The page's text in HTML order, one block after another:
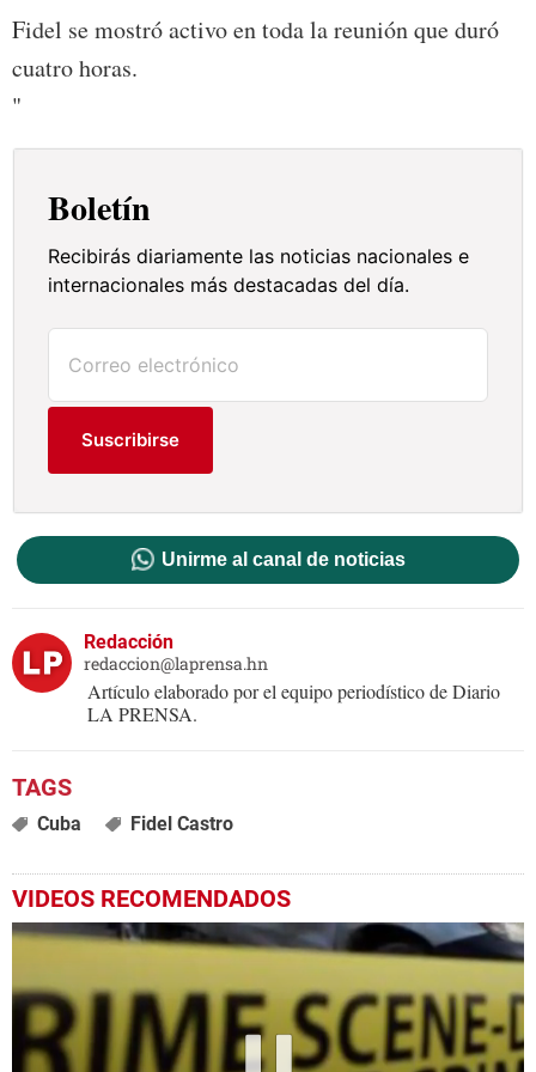
Fidel se mostró activo en toda la reunión que duró
cuatro horas.
"
Boletín
Recibirás diariamente las noticias nacionales e
internacionales más destacadas del día.
Suscribirse
Unirme al canal de noticias
Redacción
redaccion@laprensa.hn
Artículo elaborado por el equipo periodístico de Diario
LA PRENSA.
Cuba Fidel Castro
VIDEOS RECOMENDADOS